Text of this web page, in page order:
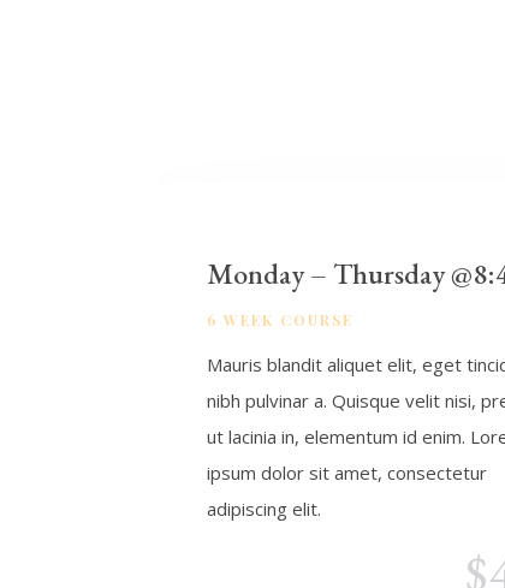
Monday – Thursday
6 WEEK COURSE
Mauris blandit aliquet elit, eget
nibh pulvinar a. Quisque velit nisi,
ut lacinia in, elementum id enim.
ipsum dolor sit amet, consectetur
adipiscing elit.